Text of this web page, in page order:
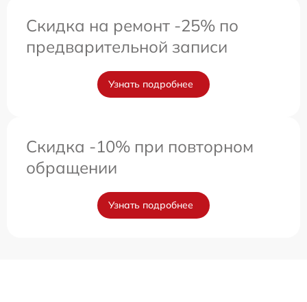
Скидка на ремонт -25% по
предварительной записи
Узнать подробнее
Скидка -10% при повторном
обращении
Узнать подробнее